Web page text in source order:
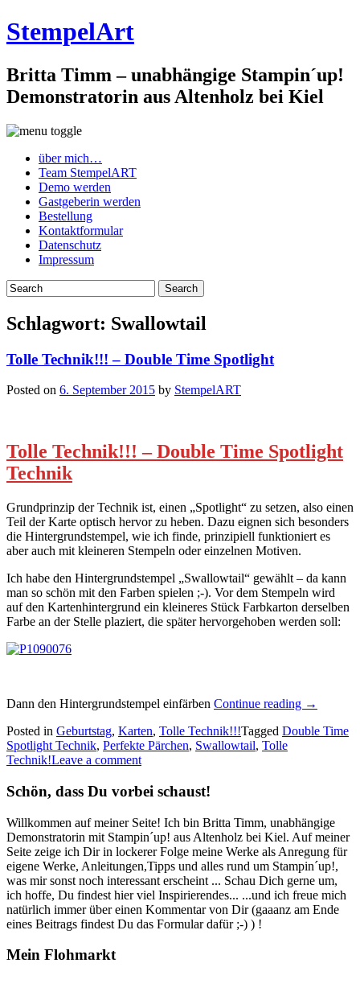
StempelArt
Britta Timm – unabhängige Stampin´up!
Demonstratorin aus Altenholz bei Kiel
über mich…
Team StempelART
Demo werden
Gastgeberin werden
Bestellung
Kontaktformular
Datenschutz
Impressum
Schlagwort: Swallowtail
Tolle Technik!!! – Double Time Spotlight
Posted on 6. September 2015 by StempelART
Tolle Technik!!! – Double Time Spotlight
Technik
Grundprinzip der Technik ist, einen „Spotlight“ zu setzen, also einen
Teil der Karte optisch hervor zu heben. Dazu eignen sich besonders
die Hintergrundstempel, wie ich finde, prinzipiell funktioniert es
aber auch mit kleineren Stempeln oder einzelnen Motiven.
Ich habe den Hintergrundstempel „Swallowtail“ gewählt – da kann
man so schön mit den Farben spielen ;-). Vor dem Stempeln wird
auf den Kartenhintergrund ein kleineres Stück Farbkarton derselben
Farbe an der Stelle plaziert, die später hervorgehoben werden soll:
Dann den Hintergrundstempel einfärben Continue reading „Tolle
–
→
Posted in Geburtstag, Karten, Tolle Technik!!!Tagged Double Time
Spotlight Technik, Perfekte Pärchen, Swallowtail, Tolle
Technik!Leave a comment
Schön, dass Du vorbei schaust!
Willkommen auf meiner Seite! Ich bin Britta Timm, unabhängige
Demonstratorin mit Stampin´up! aus Altenholz bei Kiel. Auf meiner
Seite zeige ich Dir in lockerer Folge meine Werke als Anregung für
eigene Werke, Anleitungen,Tipps und alles rund um Stampin´up!,
was mir sonst noch interessant erscheint ... Schau Dich gerne um,
ich hoffe, Du findest hier viel Inspirierendes... ...und ich freue mich
natürlich immer über einen Kommentar von Dir (gaaanz am Ende
eines Beitrags findest Du das Formular dafür ;-) ) !
Mein Flohmarkt